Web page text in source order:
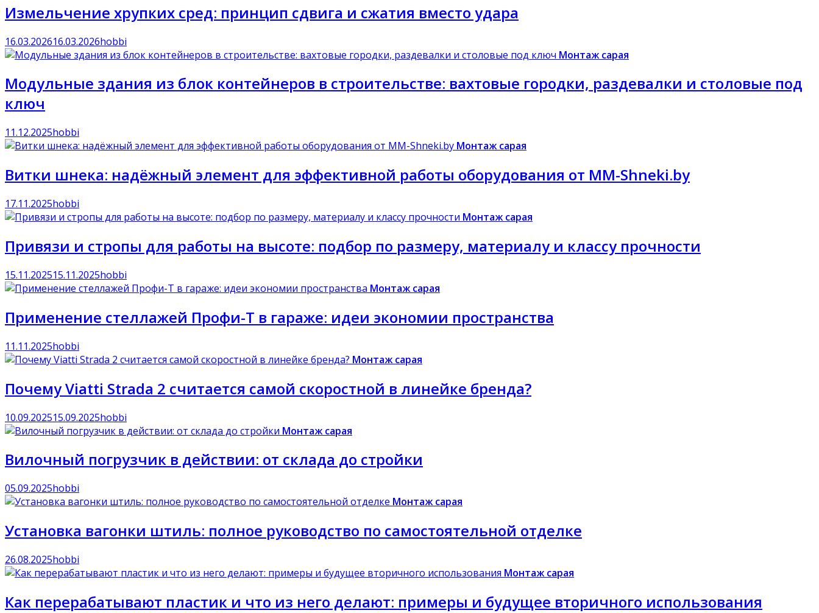
Измельчение хрупких сред: принцип сдвига и сжатия вместо удара
16.03.202616.03.2026hobbi
Монтаж сарая
Модульные здания из блок контейнеров в строительстве: вахтовые городки, раздевалки и столовые под
ключ
11.12.2025hobbi
Монтаж сарая
Витки шнека: надёжный элемент для эффективной работы оборудования от MM-Shneki.by
17.11.2025hobbi
Монтаж сарая
Привязи и стропы для работы на высоте: подбор по размеру, материалу и классу прочности
15.11.202515.11.2025hobbi
Монтаж сарая
Применение стеллажей Профи-Т в гараже: идеи экономии пространства
11.11.2025hobbi
Монтаж сарая
Почему Viatti Strada 2 считается самой скоростной в линейке бренда?
10.09.202515.09.2025hobbi
Монтаж сарая
Вилочный погрузчик в действии: от склада до стройки
05.09.2025hobbi
Монтаж сарая
Установка вагонки штиль: полное руководство по самостоятельной отделке
26.08.2025hobbi
Монтаж сарая
Как перерабатывают пластик и что из него делают: примеры и будущее вторичного использования